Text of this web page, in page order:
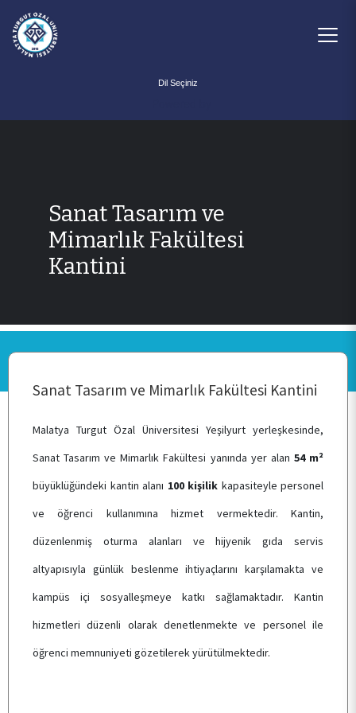
BİRİMİMİZ
E-HİZMET
ÖĞRENCİ TOPLULUKLARI
Sanat Tasarım ve
Mimarlık Fakültesi
Kantini
Sanat Tasarım ve Mimarlık Fakültesi Kantini
Malatya Turgut Özal Üniversitesi Yeşilyurt yerleşkesinde,
Sanat Tasarım ve Mimarlık Fakültesi yanında yer alan 54 m²
büyüklüğündeki kantin alanı 100 kişilik kapasiteyle personel
ve öğrenci kullanımına hizmet vermektedir. Kantin,
düzenlenmiş oturma alanları ve hijyenik gıda servis
altyapısıyla günlük beslenme ihtiyaçlarını karşılamakta ve
kampüs içi sosyalleşmeye katkı sağlamaktadır. Kantin
hizmetleri düzenli olarak denetlenmekte ve personel ile
öğrenci memnuniyeti gözetilerek yürütülmektedir.